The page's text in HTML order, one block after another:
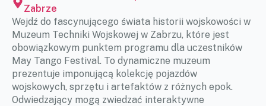
Zabrze
Wejdź do fascynującego świata historii wojskowości w
Muzeum Techniki Wojskowej w Zabrzu, które jest
obowiązkowym punktem programu dla uczestników
May Tango Festival. To dynamiczne muzeum
prezentuje imponującą kolekcję pojazdów
wojskowych, sprzętu i artefaktów z różnych epok.
Odwiedzający mogą zwiedzać interaktywne